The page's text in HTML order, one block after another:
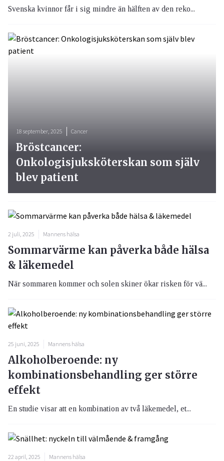
Svenska kvinnor får i sig mindre än hälften av den reko...
18 september, 2025 Cancer
Bröstcancer:
Onkologisjuksköterskan som själv
blev patient
2 juli, 2025 Mannens hälsa
Sommarvärme kan påverka både hälsa
& läkemedel
När sommaren kommer och solen skiner ökar risken för vä...
25 juni, 2025 Mannens hälsa
Alkoholberoende: ny
kombinationsbehandling ger större
effekt
En studie visar att en kombination av två läkemedel, et...
22 april, 2025 Mannens hälsa